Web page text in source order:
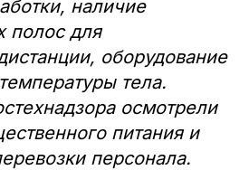
наличие
полос для
оборудование
тела.
осмотрели
питания и
персонала.